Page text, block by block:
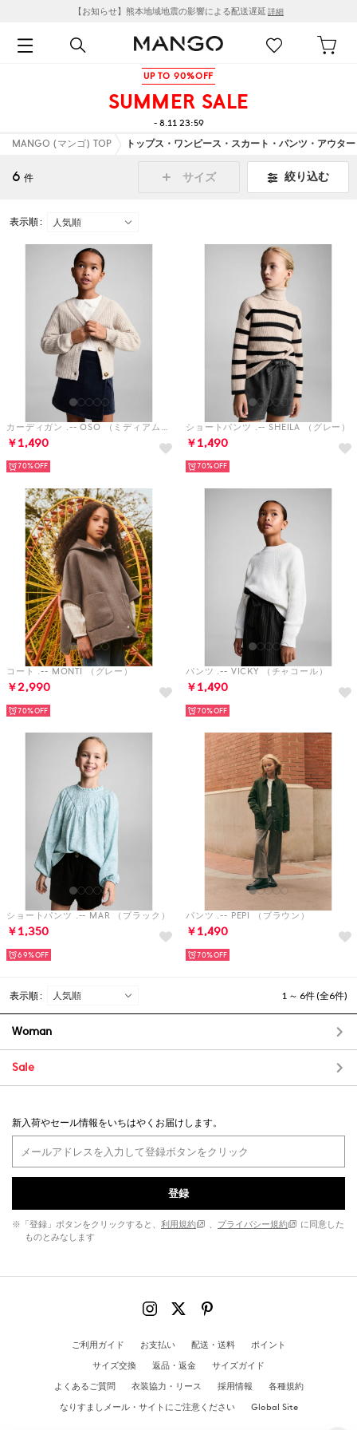
【お知らせ】熊本地域地震の影響による配送遅延 詳細
UP TO 90%OFF
SUMMER SALE
- 8.11 23:59
MANGO (マンゴ) TOP
トップス・ワンピース・スカート・パンツ・アウタ
6 件 サイズ 絞り込む
表示順 :
カーディガン .-- OSO （ミディアムブラウン）
￥1,490
70%
ショートパンツ .-- SHEILA （グレー）
￥1,490
70%
コート .-- MONTI （グレー）
￥2,990
70%
パンツ .-- VICKY （チャコール）
￥1,490
70%
ショートパンツ .-- MAR （ブラック）
￥1,350
69%
パンツ .-- PEPI （ブラウン）
￥1,490
70%
表示順 : 1 ～ 6件 (全6件)
Woman
Sale
新入荷やセール情報をいちはやくお届けします。
登録
※「登録」ボタンをクリックすると、 利用規約 、 プライバシー規約
に同意した
ものとみなします
ご利用ガイド お支払い 配送・送料
ポイント
サイズ交換
返品・返金
サイズガイド
よくあるご質問
衣装協力・リース 採用情報
各種規約
なりすましメール・サイトにご注意ください
Global Site